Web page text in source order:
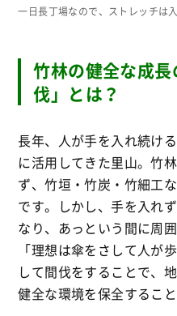
一日長丁場なので、ストレッチは
竹林の健全な成
伐」とは？
長年、人が手を入れ続け
に活用してきた里山。竹
ず、竹垣・竹炭・竹細工
です。しかし、手を入れ
なり、あっという間に周
「理想は傘をさして人が
して間伐をすることで、
健全な環境を保全するこ